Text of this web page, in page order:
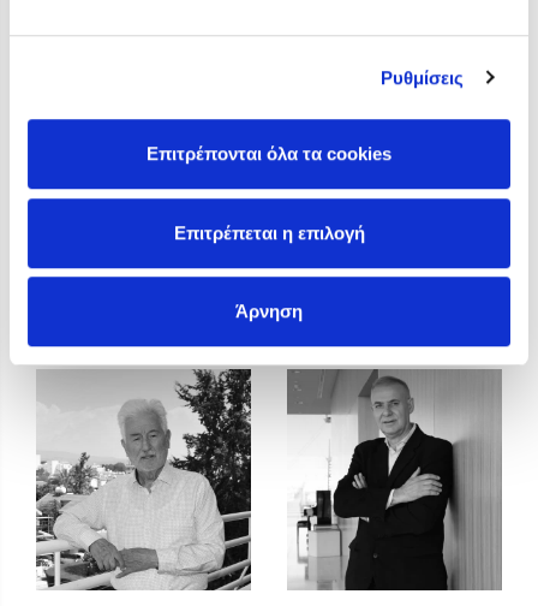
Ρυθμίσεις
Επιτρέπονται όλα τα cookies
Επιτρέπεται η επιλογή
Άρνηση
Ο Κώστας Κρομμύδας στο Παλαιοχώρι Καλαμπάκας
Ο Κώστας Κρομμύδας και η Μαρίνα Γιώτη στη Νικήτη
Ο Στέφανος Ξενάκης στη Χίο
Βιβλίου στο Πεδίον του Άρεως